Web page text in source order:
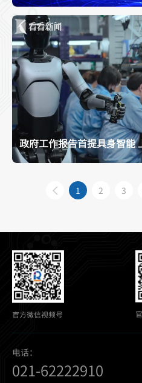
政府工作报告首提具身智能
1 2 3
官方微信视频号
电话：
021-62222910